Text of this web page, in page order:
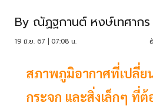
By ณัฏฐกานต์ หงษ์เทศากร
19 มิ.ย. 67 | 07:08 น.
สภาพภูมิอากาศที่เปลี่ย
กระจก และสิ่งเล็กๆ ที่ต้